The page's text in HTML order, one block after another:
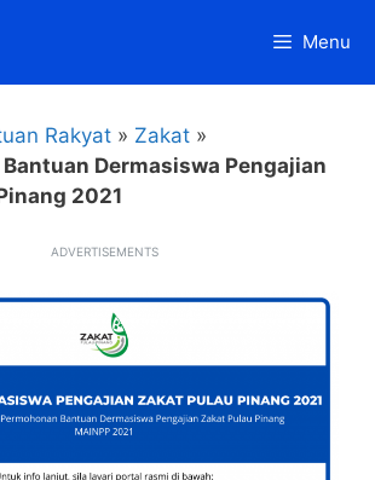
Menu
Rakyat » Zakat »
Dermasiswa Pengajian
2021
ADVERTISEMENTS